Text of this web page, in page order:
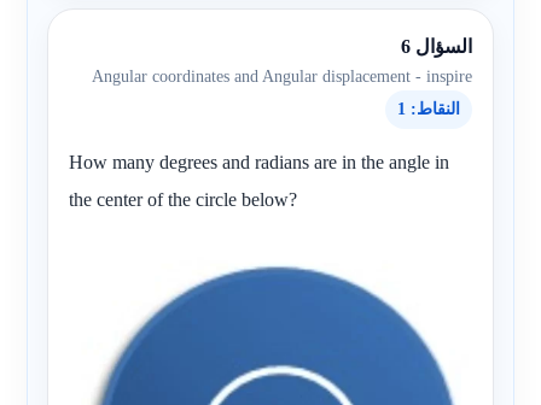
السؤال 6
Angular coordinates and Angular displacement - inspire
النقاط: 1
How many degrees and radians are in the angle in
the center of the circle below?